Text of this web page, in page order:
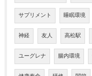
サプリメント 睡眠環境
神経 友人 高松駅
ユーグレナ 腸内環境